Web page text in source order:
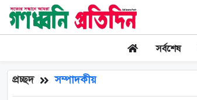
সর্বশেষ
প্রচ্ছদ সম্পাদকীয়